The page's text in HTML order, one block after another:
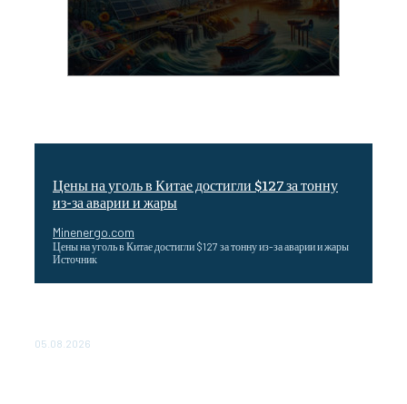
Цены на уголь в Китае достигли $127 за тонну
из-за аварии и жары
Minenergo.com
Цены на уголь в Китае достигли $127 за тонну из-за аварии и жары
Источник
05.08.2026